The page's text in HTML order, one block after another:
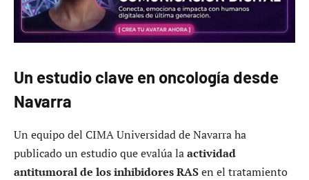
Un estudio clave en oncología desde
Navarra
Un equipo del CIMA Universidad de Navarra ha
publicado un estudio que evalúa laactividad
antitumoral de los inhibidores RASen el tratamiento